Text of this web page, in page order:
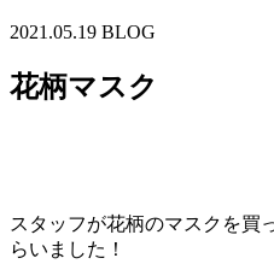
2021.05.19 BLOG
花柄マスク
スタッフが花柄のマスクを買
らいました！